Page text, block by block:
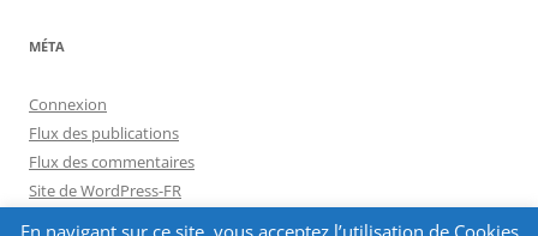
MÉTA
Connexion
Flux des publications
Flux des commentaires
Site de WordPress-FR